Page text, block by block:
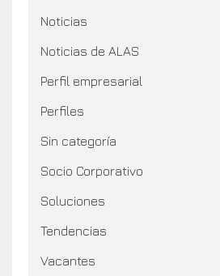
Noticias
Noticias de ALAS
Perfil empresarial
Perfiles
Sin categoría
Socio Corporativo
Soluciones
Tendencias
Vacantes